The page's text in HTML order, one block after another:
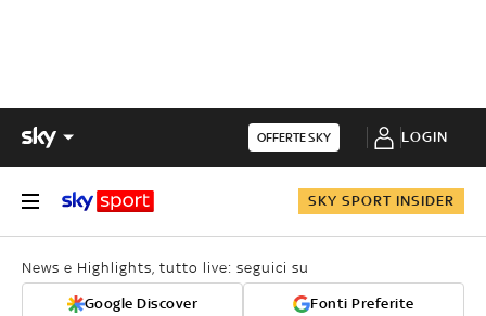
OFFERTE SKY LOGIN
SKY SPORT INSIDER
News e Highlights, tutto live: seguici su
Google Discover Fonti Preferite